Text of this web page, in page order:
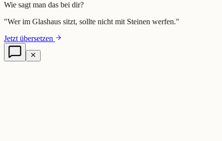
Wie sagt man das bei dir?
"Wer im Glashaus sitzt, sollte nicht mit Steinen werfen."
Jetzt übersetzen